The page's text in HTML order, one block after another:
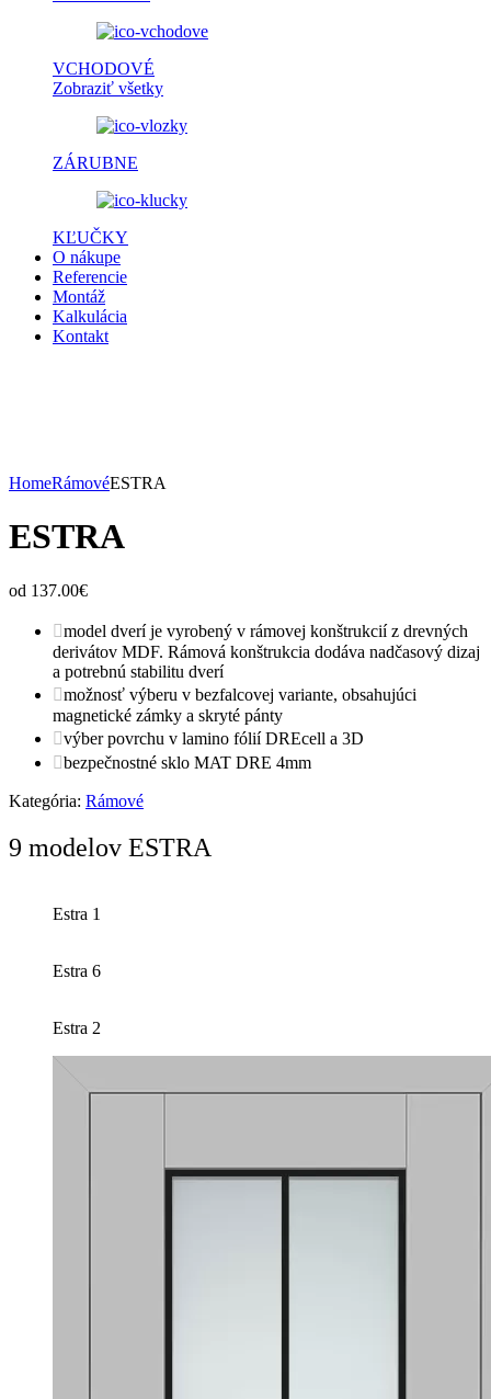
VCHODOVÉ
Zobraziť všetky
ZÁRUBNE
KĽUČKY
O nákupe
Referencie
Montáž
Kalkulácia
Kontakt
HomeRámovéESTRA
ESTRA
od 137.00€
model dverí je vyrobený v rámovej konštrukcií z drevných
derivátov MDF. Rámová konštrukcia dodáva nadčasový dizaj
a potrebnú stabilitu dverí
možnosť výberu v bezfalcovej variante, obsahujúci
magnetické zámky a skryté pánty
výber povrchu v lamino fólií DREcell a 3D
bezpečnostné sklo MAT DRE 4mm
Kategória: Rámové
9 modelov ESTRA
Estra 1
Estra 6
Estra 2